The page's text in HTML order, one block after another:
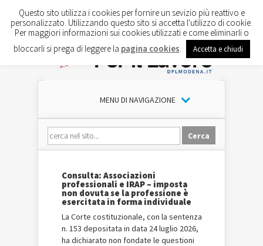
MENU DI NAVIGAZIONE
Consulta: Associazioni
professionali e IRAP – imposta
non dovuta se la professione è
esercitata in forma individuale
La Corte costituzionale, con la sentenza
n. 153 depositata in data 24 luglio 2026,
ha dichiarato non fondate le questioni
Questo sito utilizza i cookies per fornire un sevizio più reattivo e
personalizzato. Utilizzando questo sito si accetta l'utilizzo di cookie.
Per maggiori informazioni sui cookies utilizzati e come eliminarli o
bloccarli si prega di leggere la pagina cookies Accetta e chiudi